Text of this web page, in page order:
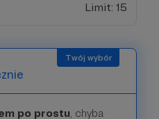
Limit: 15
po prostu, chyba